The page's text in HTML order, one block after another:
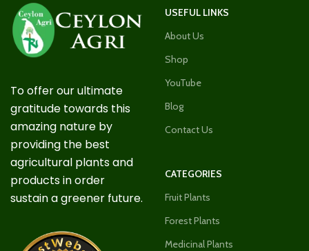
To offer our ultimate
gratitude towards this
amazing nature by
providing the best
agricultural plants and
products in order
sustain a greener future.
USEFUL LINKS
About Us
Shop
YouTube
Blog
Contact Us
CATEGORIES
Fruit Plants
Forest Plants
Medicinal Plants